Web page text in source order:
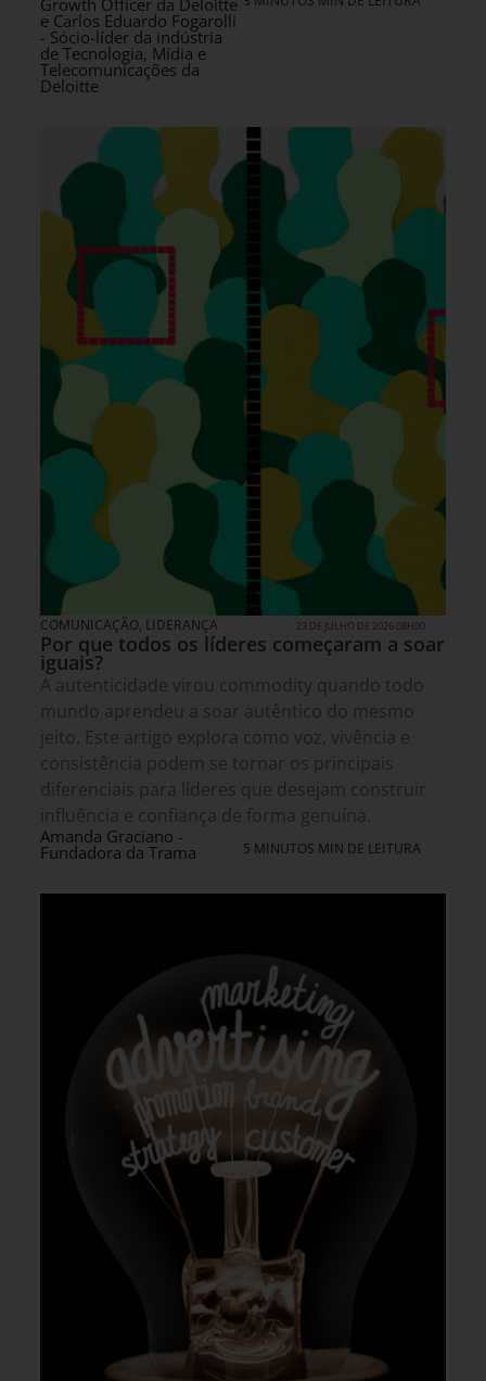
Growth Officer da Deloitte
e Carlos Eduardo Fogarolli
- Sócio-líder da indústria
de Tecnologia, Mídia e
Telecomunicações da
Deloitte
COMUNICAÇÃO, LIDERANÇA 23 DE JULHO DE 2026 08H00
Por que todos os líderes começaram a soar
iguais?
A autenticidade virou commodity quando todo
mundo aprendeu a soar autêntico do mesmo
jeito. Este artigo explora como voz, vivência e
consistência podem se tornar os principais
diferenciais para líderes que desejam construir
influência e confiança de forma genuína.
Amanda Graciano -
Fundadora da Trama 5 MINUTOS MIN DE LEITURA